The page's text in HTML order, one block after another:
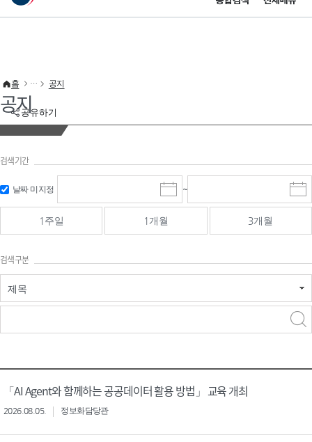
이 누리집은 대한민국 공식 전자정부 누리집입니다.
공유하기
홈 공지
공지
검색기간
날짜 미지정
시
작
일
선
~
종
료
선
1주일 1개월 3개월
검색구분
제목
「AI Agent와 함께하는 공공데이터 활용 방법」 교육 개최
2026.08.05. 정보화담당관